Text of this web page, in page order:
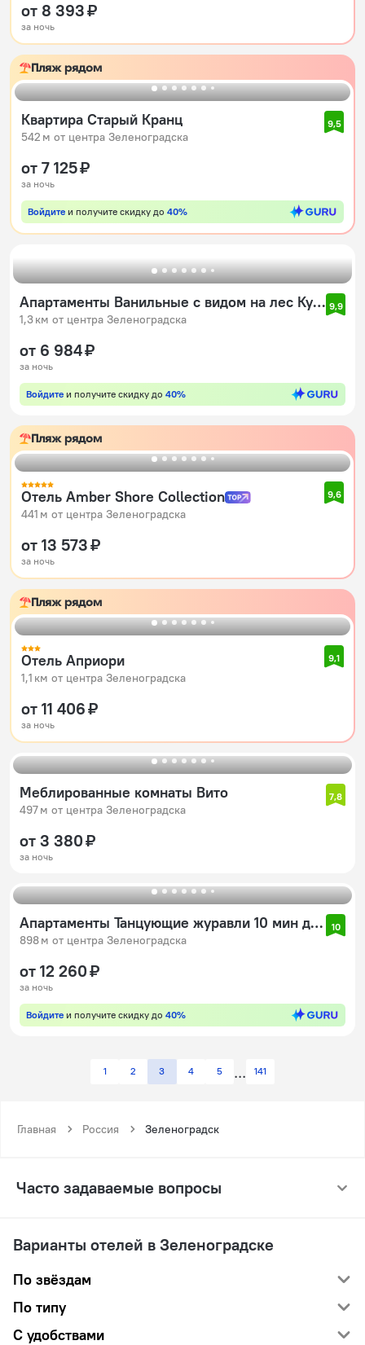
от 8 393 ₽
за ночь
Пляж рядом
Квартира Старый Кранц
542 м от центра Зеленоградска
9,5
от 7 125 ₽
за ночь
Войдите и получите скидку до 40%
Апартаменты Ванильные с видом на лес Куршской Косы
1,3 км от центра Зеленоградска
9,9
от 6 984 ₽
за ночь
Войдите и получите скидку до 40%
Пляж рядом
Отель Amber Shore Collection
441 м от центра Зеленоградска
9,6
от 13 573 ₽
за ночь
Пляж рядом
Отель Априори
1,1 км от центра Зеленоградска
9,1
от 11 406 ₽
за ночь
Меблированные комнаты Вито
497 м от центра Зеленоградска
7,8
от 3 380 ₽
за ночь
Апартаменты Танцующие журавли 10 мин до пляжа
898 м от центра Зеленоградска
10
от 12 260 ₽
за ночь
Войдите и получите скидку до 40%
1 2 3 4 5 141
Главная Россия Зеленоградск
Часто задаваемые вопросы
Варианты отелей в Зеленоградске
По звёздам
По типу
С удобствами